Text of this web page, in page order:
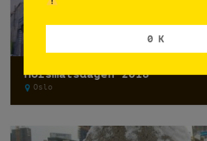
Morsmålsdagen 2018
Oslo
0 K